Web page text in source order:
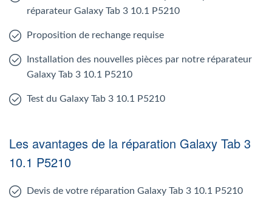
réparateur Galaxy Tab 3 10.1 P5210
Proposition de rechange requise
Installation des nouvelles pièces par notre réparateur
Galaxy Tab 3 10.1 P5210
Test du Galaxy Tab 3 10.1 P5210
Les avantages de la réparation Galaxy Tab 3
10.1 P5210
Devis de votre réparation Galaxy Tab 3 10.1 P5210